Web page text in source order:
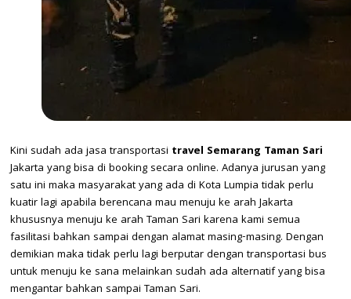
Kini sudah ada jasa transportasi travel Semarang Taman Sari
Jakarta yang bisa di booking secara online. Adanya jurusan yang
satu ini maka masyarakat yang ada di Kota Lumpia tidak perlu
kuatir lagi apabila berencana mau menuju ke arah Jakarta
khususnya menuju ke arah Taman Sari karena kami semua
fasilitasi bahkan sampai dengan alamat masing-masing. Dengan
demikian maka tidak perlu lagi berputar dengan transportasi bus
untuk menuju ke sana melainkan sudah ada alternatif yang bisa
mengantar bahkan sampai Taman Sari.